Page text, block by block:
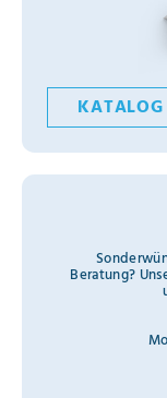
KATALOG
Beratung?